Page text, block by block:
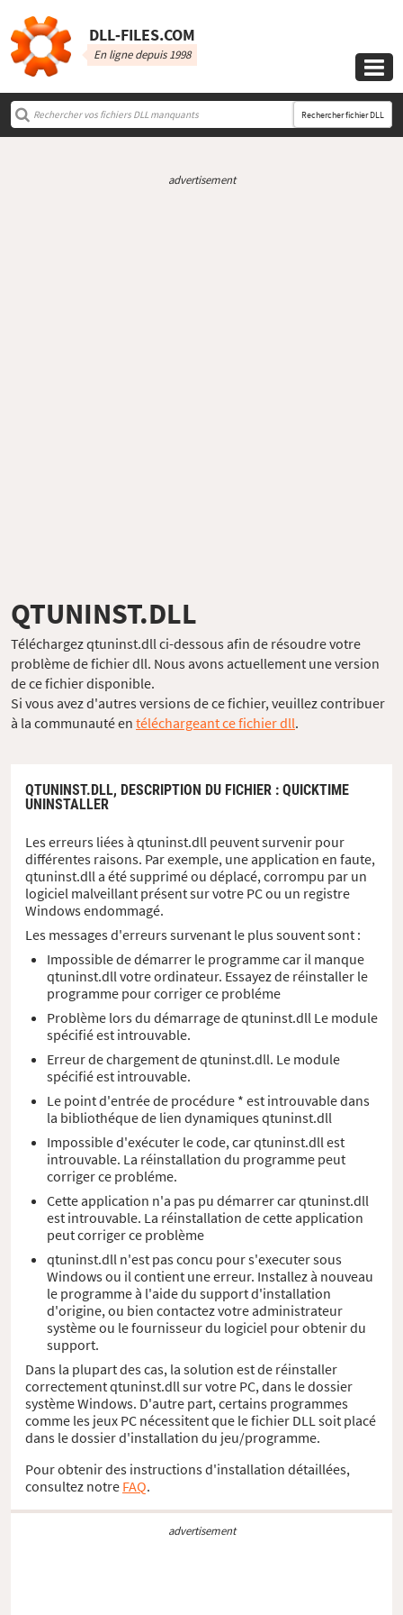
DLL‑FILES.COM
En ligne depuis 1998

Rechercher fichier DLL
advertisement
QTUNINST.DLL
Téléchargez qtuninst.dll ci-dessous afin de résoudre votre
problème de fichier dll. Nous avons actuellement une version
de ce fichier disponible.
Si vous avez d'autres versions de ce fichier, veuillez contribuer
à la communauté en téléchargeant ce fichier dll.
QTUNINST.DLL, DESCRIPTION DU FICHIER : QUICKTIME
UNINSTALLER
Les erreurs liées à qtuninst.dll peuvent survenir pour
différentes raisons. Par exemple, une application en faute,
qtuninst.dll a été supprimé ou déplacé, corrompu par un
logiciel malveillant présent sur votre PC ou un registre
Windows endommagé.
Les messages d'erreurs survenant le plus souvent sont :
Impossible de démarrer le programme car il manque
qtuninst.dll votre ordinateur. Essayez de réinstaller le
programme pour corriger ce probléme
Problème lors du démarrage de qtuninst.dll Le module
spécifié est introuvable.
Erreur de chargement de qtuninst.dll. Le module
spécifié est introuvable.
Le point d'entrée de procédure * est introuvable dans
la bibliothéque de lien dynamiques qtuninst.dll
Impossible d'exécuter le code, car qtuninst.dll est
introuvable. La réinstallation du programme peut
corriger ce probléme.
Cette application n'a pas pu démarrer car qtuninst.dll
est introuvable. La réinstallation de cette application
peut corriger ce problème
qtuninst.dll n'est pas concu pour s'executer sous
Windows ou il contient une erreur. Installez à nouveau
le programme à l'aide du support d'installation
d'origine, ou bien contactez votre administrateur
système ou le fournisseur du logiciel pour obtenir du
support.
Dans la plupart des cas, la solution est de réinstaller
correctement qtuninst.dll sur votre PC, dans le dossier
système Windows. D'autre part, certains programmes
comme les jeux PC nécessitent que le fichier DLL soit placé
dans le dossier d'installation du jeu/programme.
Pour obtenir des instructions d'installation détaillées,
consultez notre FAQ.
advertisement